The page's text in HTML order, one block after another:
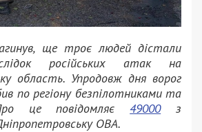
ще троє людей дістали
російських атак на
область. Упродовж дня ворог
по регіону безпілотниками та
це повідомляє49000з
ОВА.